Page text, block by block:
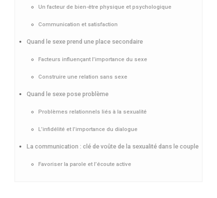
Un facteur de bien-être physique et psychologique
Communication et satisfaction
Quand le sexe prend une place secondaire
Facteurs influençant l’importance du sexe
Construire une relation sans sexe
Quand le sexe pose problème
Problèmes relationnels liés à la sexualité
L’infidélité et l’importance du dialogue
La communication : clé de voûte de la sexualité dans le couple
Favoriser la parole et l’écoute active